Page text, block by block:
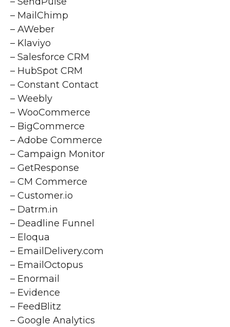
– MailChimp
– AWeber
– Klaviyo
– Salesforce CRM
– HubSpot CRM
– Constant Contact
– Weebly
– WooCommerce
– BigCommerce
– Adobe Commerce
– Campaign Monitor
– GetResponse
– CM Commerce
– Customer.io
– Datrm.in
– Deadline Funnel
– Eloqua
– EmailDelivery.com
– EmailOctopus
– Enormail
– Evidence
– FeedBlitz
– Google Analytics